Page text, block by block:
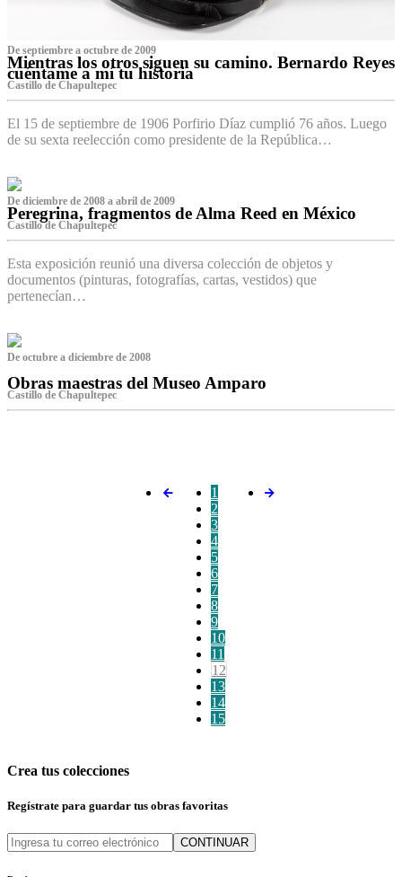
De septiembre a octubre de 2009
Mientras los otros siguen su camino. Bernardo Reyes
cuéntame a mí tu historia
Castillo de Chapultepec
El 15 de septiembre de 1906 Porfirio Díaz cumplió 76 años. Luego
de su sexta reelección como presidente de la República…
De diciembre de 2008 a abril de 2009
Peregrina, fragmentos de Alma Reed en México
Castillo de Chapultepec
Esta exposición reunió una diversa colección de objetos y
documentos (pinturas, fotografías, cartas, vestidos) que
pertenecían…
De octubre a diciembre de 2008
Obras maestras del Museo Amparo
Castillo de Chapultepec
1
2
3
4
5
6
7
8
9
10
11
12
13
14
15
Crea tus colecciones
Regístrate para guardar tus obras favoritas
CONTINUAR